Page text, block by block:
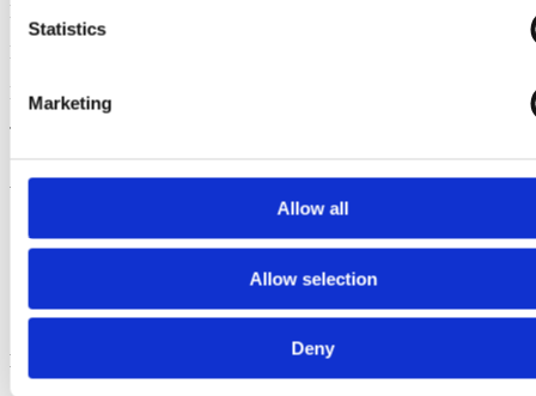
Statistics
Marketing
Allow all
Allow selection
Deny
Beklager, der er opstået en fejl ved din bestilling.
Kontakt venligst vores
De bedste hilsner
Team EazyProject
Afprøv demo uden binding
Du modtager automatisk en mail med login info
Du får adgang til alle features
Du får ubegrænset support
Demoenudløber automatisk
Du er i trygge hænder